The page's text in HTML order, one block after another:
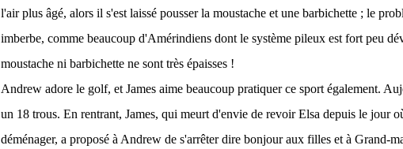
l'air plus âgé, alors il s'est laissé pousser la moustache et une barbichette ; le
imberbe, comme beaucoup d'Amérindiens dont le système pileux est fort peu
moustache ni barbichette ne sont très épaisses !
Andrew adore le golf, et James aime beaucoup pratiquer ce sport également.
un 18 trous. En rentrant, James, qui meurt d'envie de revoir Elsa depuis le jour
déménager, a proposé à Andrew de s'arrêter dire bonjour aux filles et à Grand-